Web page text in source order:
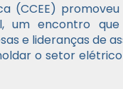
(CCEE)
um encontro que
e lideranças de
o setor